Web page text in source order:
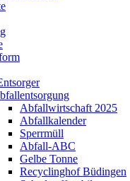
Abfallwirtschaft 2025
Abfallkalender
Sperrmüll
Abfall-ABC
Gelbe Tonne
Recyclinghof Büdingen